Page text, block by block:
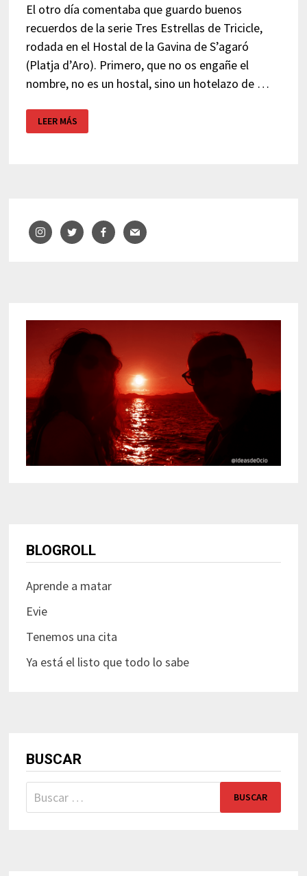
El otro día comentaba que guardo buenos
recuerdos de la serie Tres Estrellas de Tricicle,
rodada en el Hostal de la Gavina de S’agaró
(Platja d’Aro). Primero, que no os engañe el
nombre, no es un hostal, sino un hotelazo de …
HOTEL
DE
LUJO
LEER MÁS
BLOGROLL
Aprende a matar
Evie
Tenemos una cita
Ya está el listo que todo lo sabe
BUSCAR
Buscar: